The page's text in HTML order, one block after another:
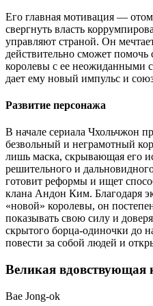
Его главная мотивация —
свергнуть власть
управляют страной. Он
действительно сможет
королевы с ее неожиданными
дает ему новый импульс и
Развитие персонажа
В начале сериала Чхольчжон
безвольный и неграмотный
лишь маска, скрывающая его
решительного и
готовит реформы и ищет
клана Андон Ким. Благодаря
«новой» королевы, он
показывать свою силу и
скрытого борца-одиночки до
повести за собой людей и
Великая вдовствующая
Bae Jong-ok